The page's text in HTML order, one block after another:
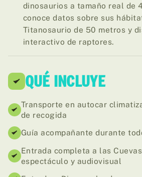
dinosaurios a tamaño real de
conoce datos sobre sus
Titanosaurio de 50 metros y
interactivo de raptores.
QUÉ INCLUYE
Transporte en autocar
de recogida
Guía acompañante durante
Entrada completa a las
espectáculo y audiovisual